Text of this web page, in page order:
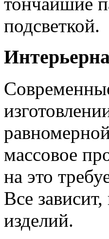
подсветкой.
массовое
на это
Все
изделий.